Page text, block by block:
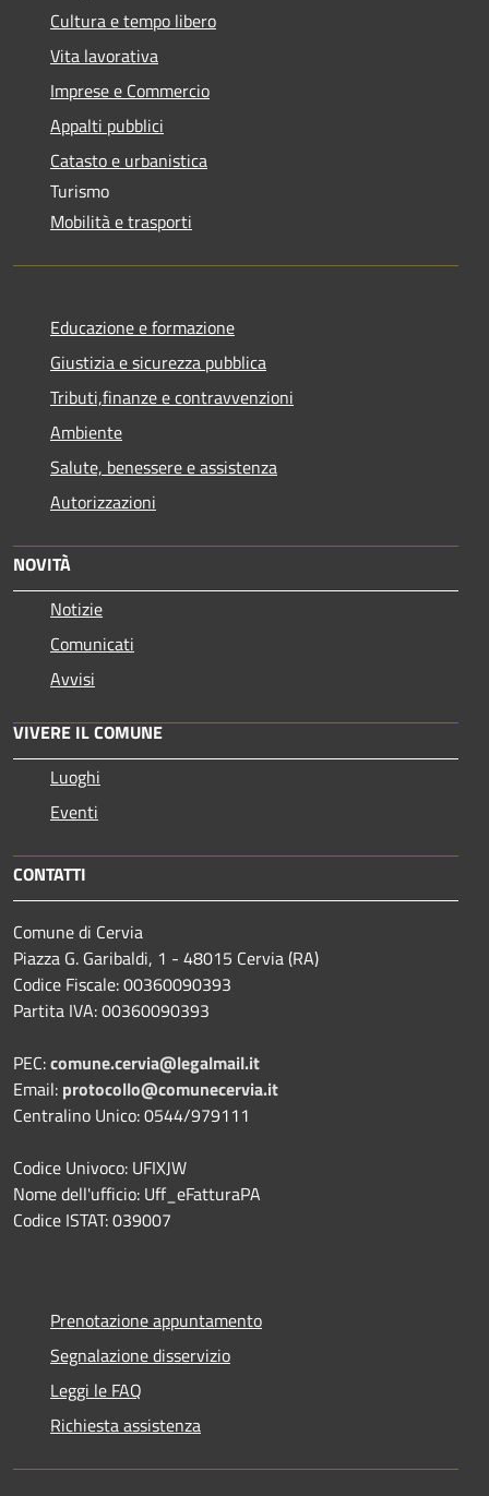
Cultura e tempo libero
Vita lavorativa
Imprese e Commercio
Appalti pubblici
Catasto e urbanistica
Turismo
Mobilità e trasporti
Educazione e formazione
Giustizia e sicurezza pubblica
Tributi,finanze e contravvenzioni
Ambiente
Salute, benessere e assistenza
Autorizzazioni
NOVITÀ
Notizie
Comunicati
Avvisi
VIVERE IL COMUNE
Luoghi
Eventi
CONTATTI
Comune di Cervia
Piazza G. Garibaldi, 1 - 48015 Cervia (RA)
Codice Fiscale: 00360090393
Partita IVA: 00360090393
PEC:comune.cervia@legalmail.it
Email: protocollo@comunecervia.it
Centralino Unico: 0544/979111
Codice Univoco: UFIXJW
Nome dell'ufficio: Uff_eFatturaPA
Codice ISTAT: 039007
Prenotazione appuntamento
Segnalazione disservizio
Leggi le FAQ
Richiesta assistenza